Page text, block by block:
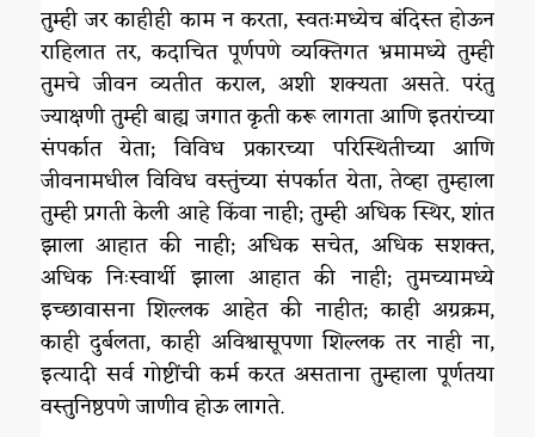
तुम्ही जर काहीही काम न करता, स्वतःमध्येच बंदिस्त होऊन
राहिलात तर, कदाचित पूर्णपणे व्यक्तिगत भ्रमामध्ये तुम्ही
तुमचे जीवन व्यतीत कराल, अशी शक्यता असते. परंतु
ज्याक्षणी तुम्ही बाह्य जगात कृती करू लागता आणि इतरांच्या
संपर्कात येता; विविध प्रकारच्या परिस्थितीच्या आणि
जीवनामधील विविध वस्तुंच्या संपर्कात येता, तेव्हा तुम्हाला
तुम्ही प्रगती केली आहे किंवा नाही; तुम्ही अधिक स्थिर, शांत
झाला आहात की नाही; अधिक सचेत, अधिक सशक्त,
अधिक निःस्वार्थी झाला आहात की नाही; तुमच्यामध्ये
इच्छावासना शिल्लक आहेत की नाहीत; काही अग्रक्रम,
काही दुर्बलता, काही अविश्वासूपणा शिल्लक तर नाही ना,
इत्यादी सर्व गोष्टींची कर्म करत असताना तुम्हाला पूर्णतया
वस्तुनिष्ठपणे जाणीव होऊ लागते.